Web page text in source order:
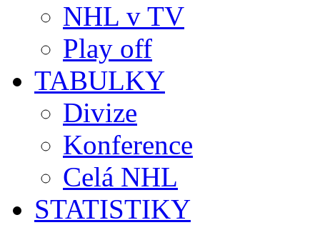
NHL v TV
Play off
TABULKY
Divize
Konference
Celá NHL
STATISTIKY